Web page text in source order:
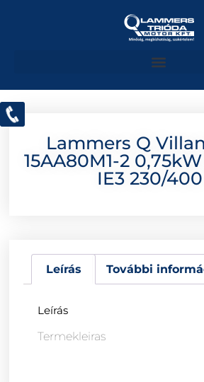
Lammers Q
15AA80M1-2
IE3 230/
Leírás További
Leírás
Termekleiras